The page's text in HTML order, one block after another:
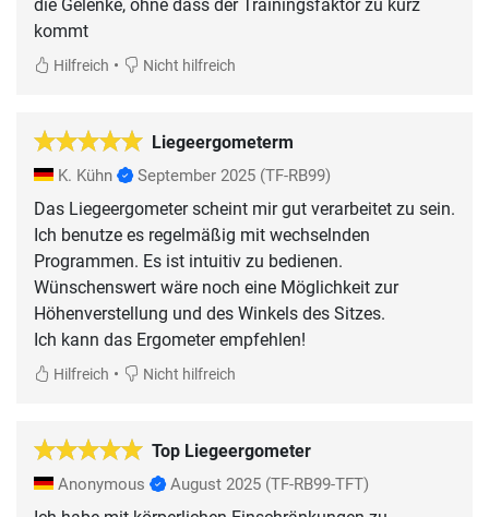
die Gelenke, ohne dass der Trainingsfaktor zu kurz
kommt
Hilfreich • Nicht hilfreich
Liegeergometerm
K. Kühn September 2025 (TF-RB99)
Das Liegeergometer scheint mir gut verarbeitet zu sein.
Ich benutze es regelmäßig mit wechselnden
Programmen. Es ist intuitiv zu bedienen.
Wünschenswert wäre noch eine Möglichkeit zur
Höhenverstellung und des Winkels des Sitzes.
Ich kann das Ergometer empfehlen!
Hilfreich • Nicht hilfreich
Top Liegeergometer
Anonymous August 2025 (TF-RB99-TFT)